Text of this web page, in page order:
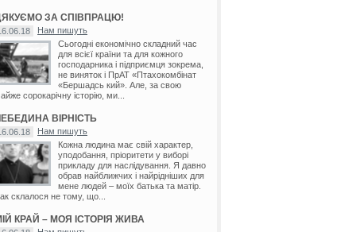
ЗА СПІВПРАЦЮ!
Нам пишуть
Сьогодні економічно складний час
для всієї країни та для кожного
господарника і підприємця зокрема,
не виняток і ПрАТ «Птахокомбінат
«Бершадсь кий». Але, за свою
сорокарічну історію, ми...
ВІРНІСТЬ
Нам пишуть
Кожна людина має свій характер,
уподобання, пріоритети у виборі
прикладу для наслідування. Я давно
обрав найближчих і найрідніших для
мене людей – моїх батька та матір.
склалося не тому, що...
КРАЙ – МОЯ ІСТОРІЯ ЖИВА